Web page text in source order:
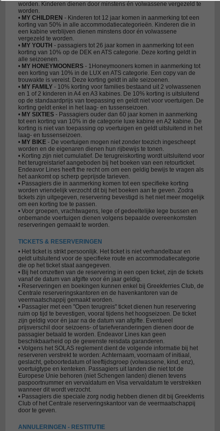
worden. Kinderen dienen door minstens én volwassene vergezeld te
worden.
• MY CHILDREN - Kinderen tot 12 jaar komen in aanmerking tot een
korting van 50% in alle accommodatiecategorieën. Kinderen die in
een kabine verblijven dienen minstens door én volwassene
vergezeld te worden.
• MY YOUTH - passagiers tot 26 jaar komen in aanmerking tot een
korting van 10% op de DEK en ATS categorie. Deze korting geldt in
alle seizoenen.
• MY HONEYMOONERS - 1Honeymooners komen in aanmerking tot
een korting van 10% in de LUX en ATS categorie. Een copy van de
trouwakte is vereist. Deze korting geldt in alle seizoenen.
• MY FAMILY - 10% korting voor families bestaand uit 2 volwassenen
en 1 of 2 kinderen in A4 en A3 kabines. De 10% korting is uitsluitend
op de standaardprijs van toepassing en geldt niet voor voertuigen. De
korting geldt enkel in het laag- en tussenseizoen.
• MY SIXTIES - Passagiers ouder dan 60 jaar komen in aanmerking
tot een korting van 10% in de categorie luxe kabine en A2 kabine. De
korting is niet van toepassing op voertuigen en geldt uitsluitend in het
laag- en tussenseizoen.
• MY BIKE - De voertuigen mogen niet zonder toezich ingescheept
worden en de eigenaren dienen hun rijbewijs te tonen.
• Korting zijn niet cumulatief. De terugreiskorting wordt uitsluitend voor
het terugreistarief aangeboden bij het boeken van een retourticket.
Endeavor Lines heeft the recht om om een geldig bewijs te vragen als
het aankomt op scherp geprijsde tarieven.
• Passagiers die in aanmerking komen tot een specifieke korting
worden vriendelijk verzocht dit bij het boeken aan te geven. Zodra
tickets zijn uitgegeven, reservering bevestigd is het niet meer mogelijk
om een korting toe te passen.
• Voor groepen, vrachtwagens, lege of gedeeltelijke lege bussen en
onbemande voertuigen dienen volgens bepaalde overeenkomsten
reserveringen gemaakt te worden.
TICKETS & RESERVERINGEN
• Het ticket is strikt persoonlijk. Het ticket is niet verhandelbaar en
geldt uitsluitend voor de specifieke route en accommodatiecategorie
die op het ticket staat aangegeven.
• Bij het omzetten van de reservering in een open ticket, zijn de tickets
vanaf de datum van afgifte voor én jaar geldig.
• Reserveringen en boekingen kunnen enkel bij Greekferries Club, de
Centrale reserveringskantoren en de havenkantoren van de
veermaatschappij gemaakt worden.
• Passagier met een "Open terugreis" ticket dienen hun reservering
ruim op tijd te bevestigen, vooral tijdens het hoogseizoen. De ticket
zijn geldig voor én jaar na de datum van afgifte. Eventueel
prijsverschil door seizoens- of tariefveranderingen dienen door de
passagier betaald te worden. Endeavor Lines kan geen
beschikbaarheid op de gewenste reisdata garanderen.
• Volgens het SOLAS reglement dient de volgende informatie bij het
reserveren verstrekt te worden: Achternaam, voornaam of initiaal,
geslacht, geboortedatum of leeftijdsgroep (volwassene, kind, enz),
voertuigtype en kenteken. Passagiers uit landen die niet tot de
Europese Unie behoren (niet Schengen landen) dienen tevens
paspoortnummer en vervaldatum en Visa vervaldatum te verstrekken
wanneer dit wordt verzocht.
• Passagiers die speciale zorg nodig hebben dienen dit bij Greekferris
Club of het Centrale reserveringskantoor van de veermaatschappij
door te geven.
ANNULERINGEN - RESTITUTIE